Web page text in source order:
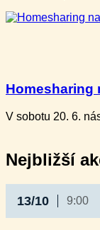
Homesharing
V sobotu 20. 6.
Nejbližší
13/10 9:00